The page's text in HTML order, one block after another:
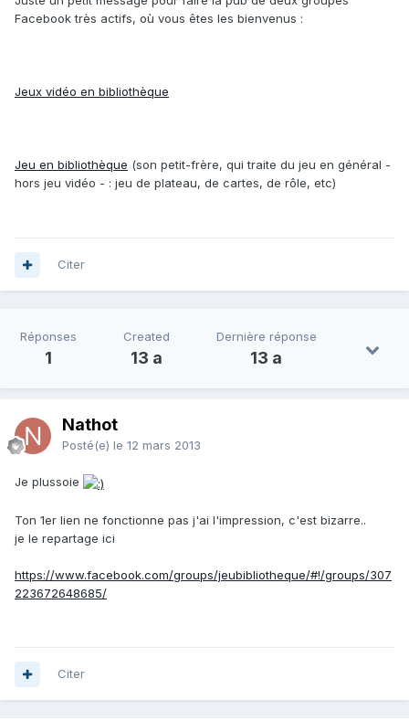
Facebook très actifs, où vous êtes les bienvenus :
Jeux vidéo en bibliothèque
Jeu en bibliothèque (son petit-frère, qui traite du jeu en général -
hors jeu vidéo - : jeu de plateau, de cartes, de rôle, etc)
Citer
Réponses
1
Created
13 a
Dernière réponse
13 a
Nathot
Posté(e) le 12 mars 2013
Je plussoie
Ton 1er lien ne fonctionne pas j'ai l'impression, c'est bizarre..
je le repartage ici
https://www.facebook.com/groups/jeubibliotheque/#!/groups/307
223672648685/
Citer